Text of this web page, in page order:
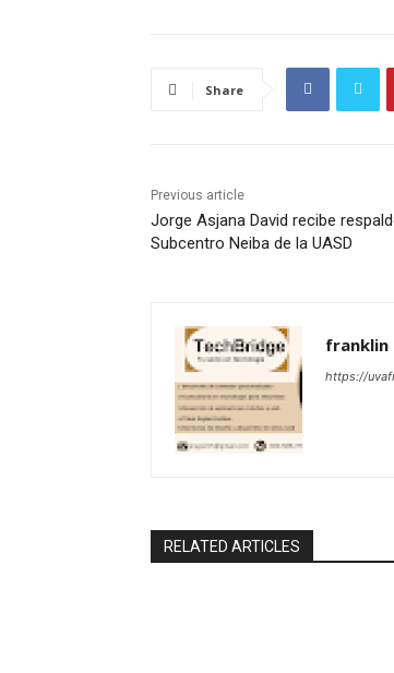
Share
Previous article
Jorge Asjana David recibe
Subcentro Neiba de la UASD
franklin
https://
RELATED ARTICLES